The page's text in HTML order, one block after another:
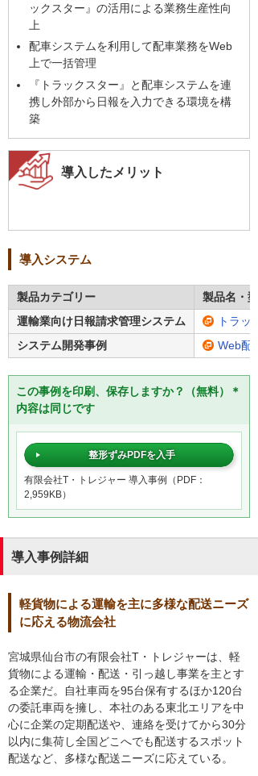
ックスター』の活用による業務生産性向
上
配車システムを利用して配車業務をWeb
上で一括管理
『トラックスター』と配車システムを連
携し外部から日報を入力できる環境を構
築
導入したメリット
導入システム
製品カテゴリー
製品名・型
運輸業向け日報請求管理システム
トラッ
システム開発事例
Web配
この事例を印刷、保存しますか？（無料）＊
内容は同じです
整形ずみPDFを入手
有限会社T・トレジャー 導入事例（PDF：
2,959KB）
導入事例詳細
軽貨物による運輸を主に多様な配送ニーズ
に応える物流会社
宮城県仙台市の有限会社T・トレジャーは、軽
貨物による運輸・配送・引っ越し事業を主とす
る企業だ。自社車両を95台保有するほか120台
の委託車両を擁し、本社のある東北エリアを中
心に企業の定期配送や、連絡を受けてから30分
以内に集荷し全国どこへでも配送するスポット
配送など、多様な配送ニーズに応えている。